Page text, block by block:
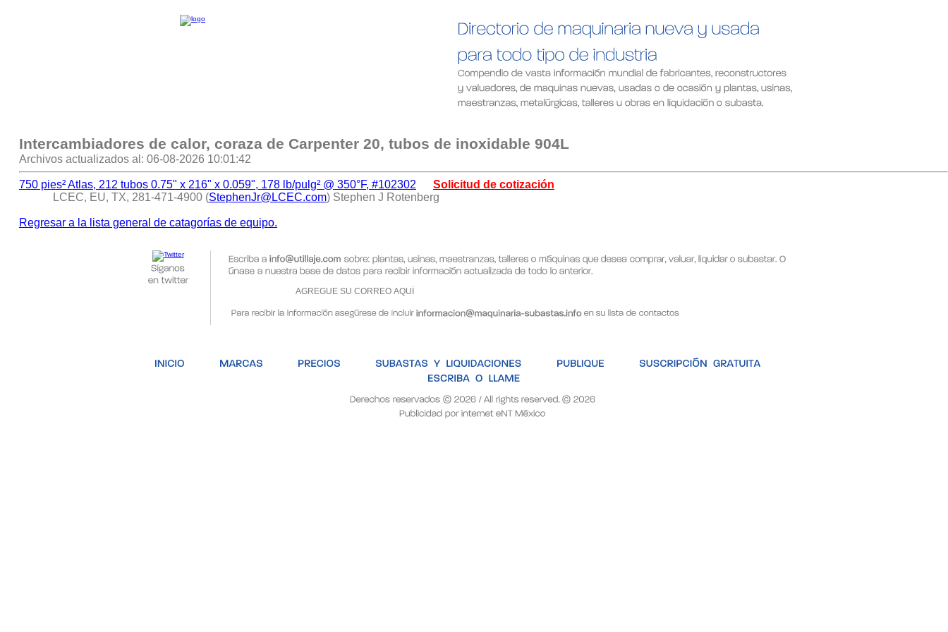
Intercambiadores de calor, coraza de Carpenter 20, tubos de inoxidable 904L
Archivos actualizados al: 06-08-2026 10:01:42
750 pies² Atlas, 212 tubos 0.75" x 216" x 0.059", 178 lb/pulg² @ 350°F, #102302
Solicitud de cotización
LCEC, EU, TX, 281-471-4900 (StephenJr@LCEC.com) Stephen J Rotenberg
Regresar a la lista general de catagorías de equipo.